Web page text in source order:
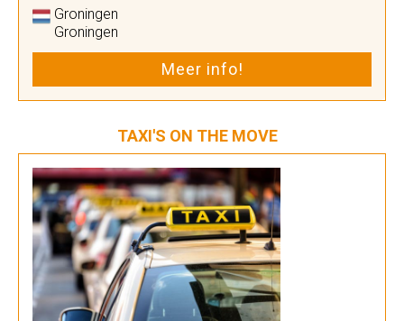
Groningen
Groningen
Meer info!
TAXI'S ON THE MOVE